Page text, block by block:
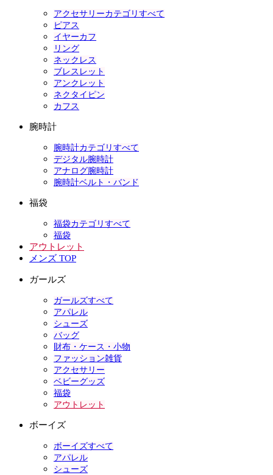
アクセサリーカテゴリすべて
ピアス
イヤーカフ
リング
ネックレス
ブレスレット
アンクレット
ネクタイピン
カフス
腕時計
腕時計カテゴリすべて
デジタル腕時計
アナログ腕時計
腕時計ベルト・バンド
福袋
福袋カテゴリすべて
福袋
アウトレット
メンズ TOP
ガールズ
ガールズすべて
アパレル
シューズ
バッグ
財布・ケース・小物
ファッション雑貨
アクセサリー
ベビーグッズ
福袋
アウトレット
ボーイズ
ボーイズすべて
アパレル
シューズ